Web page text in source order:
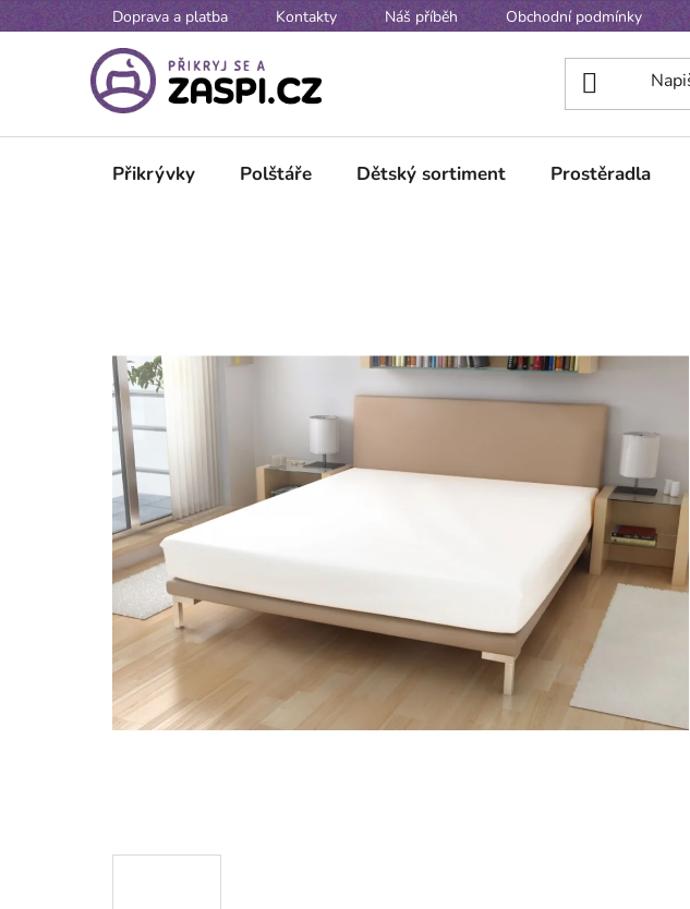
Přejít na obsahDoprava a platba Kontakty Náš příběh Obchodní podmínky
Přikrývky Polštáře Dětský sortiment Prostěradla